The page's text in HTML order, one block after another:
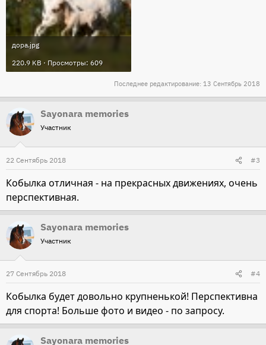
дора.jpg
220.9 KB · Просмотры: 609
Последнее редактирование: 13 Сентябрь 2018
Sayonara memories
Участник
22 Сентябрь 2018 #3
Кобылка отличная - на прекрасных движениях, очень
перспективная.
Sayonara memories
Участник
27 Сентябрь 2018 #4
Кобылка будет довольно крупненькой! Перспективна
для спорта! Больше фото и видео - по запросу.
Sayonara memories